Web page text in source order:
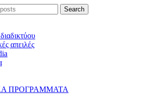
Search
απειλές
ΠΡΟΓΡΑΜΜΑΤΑ